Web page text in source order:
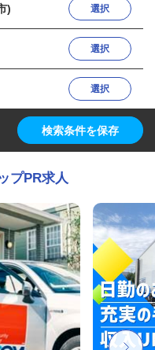
) 選択
選択
選択
検索条件を保存
プPR求人